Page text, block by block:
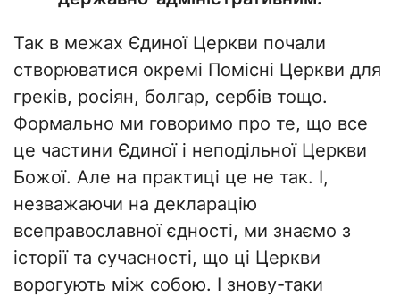
Так в межах Єдиної Церкви почали
створюватися окремі Помісні Церкви для
греків, росіян, болгар, сербів тощо.
Формально ми говоримо про те, що все
це частини Єдиної і неподільної Церкви
Божої. Але на практиці це не так. І,
незважаючи на декларацію
всеправославної єдності, ми знаємо з
історії та сучасності, що ці Церкви
ворогують між собою. І знову-таки